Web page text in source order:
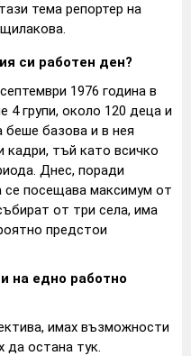
тема репортер на
си работен ден?
1976 година в
групи, около 120 деца и
беше базова и в нея
кадри, тъй като всичко
Днес, поради
се посещава максимум от
от три села, има
предстои
на едно работно
имах възможности
да остана тук.